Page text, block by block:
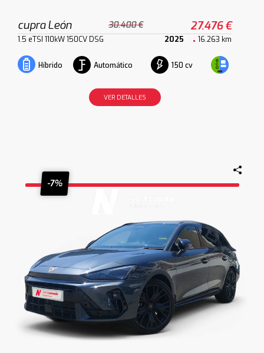
cupra León 30.400 € 27.476 €
1.5 eTSI 110kW 150CV DSG 2025 16.263 km
Híbrido Automático 150 cv
VER DETALLES
-7%